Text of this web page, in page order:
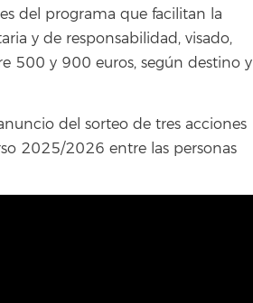
del programa que facilitan la
y de responsabilidad, visado,
500 y 900 euros, según destino y
del sorteo de tres acciones
2025/2026 entre las personas